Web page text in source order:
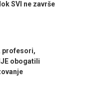
SVI ne završe
profesori,
obogatili